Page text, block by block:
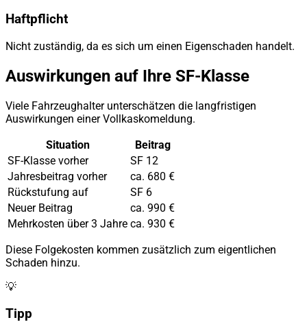
Haftpflicht
Nicht zuständig, da es sich um einen Eigenschaden handelt.
Auswirkungen auf Ihre SF-Klasse
Viele Fahrzeughalter unterschätzen die langfristigen
Auswirkungen einer Vollkaskomeldung.
Situation
Beitrag
SF-Klasse vorher
SF 12
Jahresbeitrag vorher
ca. 680 €
Rückstufung auf
SF 6
Neuer Beitrag
ca. 990 €
Mehrkosten über 3 Jahre ca. 930 €
Diese Folgekosten kommen zusätzlich zum eigentlichen
Schaden hinzu.
💡
Tipp